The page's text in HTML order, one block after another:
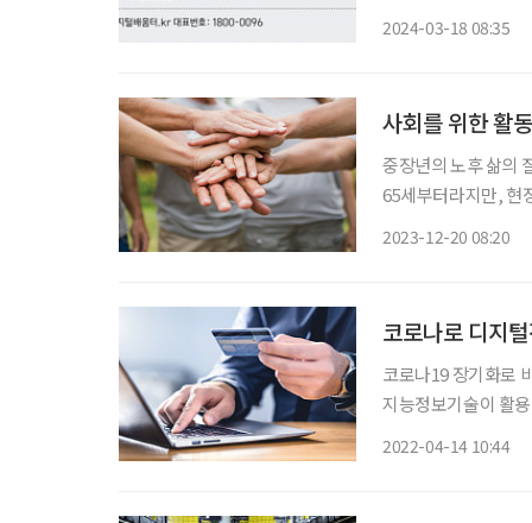
2024-03-18 08:35
사회를 위한 활
중장년의 노후 삶의
65세부터라지만, 현
2023-12-20 08:20
코로나로 디지
코로나19 장기화로
지능정보기술이 활
2022-04-14 10:44